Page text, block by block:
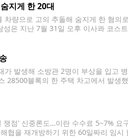
지게 한 20대
량으로 고의 추돌해 숨지게 한 혐의
은 지난 7월 31일 오후 이사콰 코스
발생해 소방관 2명이 부상을 입고
28500블록의 한 주택 차고에서 발생
점' 신중론도…이란 수수료 5~7% 요
협을 재개방하기 위한 60일짜리 임시